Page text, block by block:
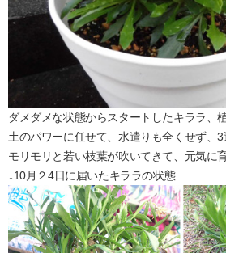
ダメダメな状態からスタートしたキララ、
土のパワーに任せて、水遣りも全くせず、3
モリモリと若い枝葉が吹いてきて、元気に
↓10月２4日に届いたキララの状態